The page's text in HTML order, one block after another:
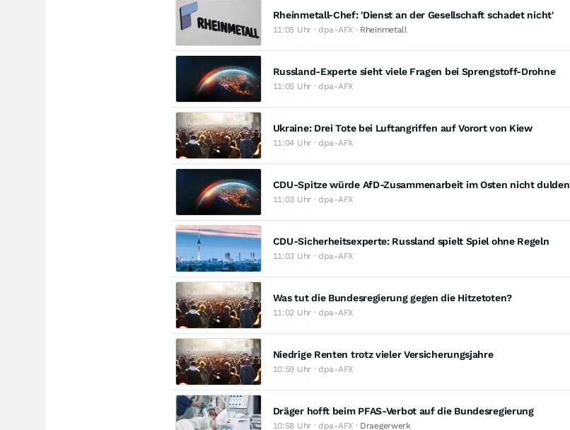
Rheinmetall-Chef: 'Dienst an der Gesellschaft schadet nicht'
11:05 Uhr · dpa-AFX · Rheinmetall
Russland-Experte sieht viele Fragen bei Sprengstoff-Drohne
11:05 Uhr · dpa-AFX
Ukraine: Drei Tote bei Luftangriffen auf Vorort von Kiew
11:04 Uhr · dpa-AFX
CDU-Spitze würde AfD-Zusammenarbeit im Osten nicht dulden
11:03 Uhr · dpa-AFX
CDU-Sicherheitsexperte: Russland spielt Spiel ohne Regeln
11:03 Uhr · dpa-AFX
Was tut die Bundesregierung gegen die Hitzetoten?
11:02 Uhr · dpa-AFX
Niedrige Renten trotz vieler Versicherungsjahre
10:59 Uhr · dpa-AFX
Dräger hofft beim PFAS-Verbot auf die Bundesregierung
10:58 Uhr · dpa-AFX · Draegerwerk